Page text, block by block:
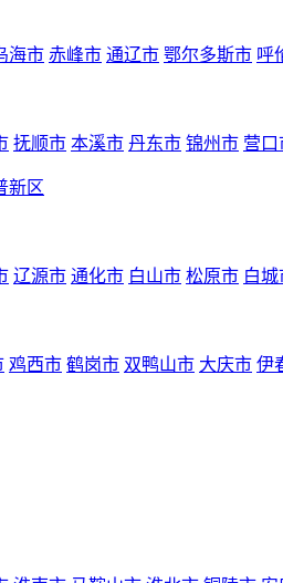
海市 赤峰市 通辽市 鄂尔多斯市 呼
抚顺市 本溪市 丹东市 锦州市 营口
新区
辽源市 通化市 白山市 松原市 白城
鸡西市 鹤岗市 双鸭山市 大庆市 伊